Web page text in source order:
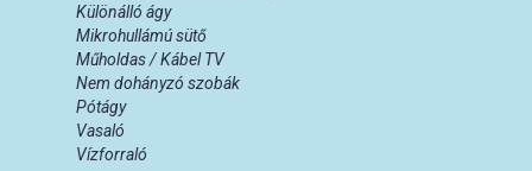
Különálló ágy
Mikrohullámú sütő
Műholdas / Kábel TV
Nem dohányzó szobák
Pótágy
Vasaló
Vízforraló